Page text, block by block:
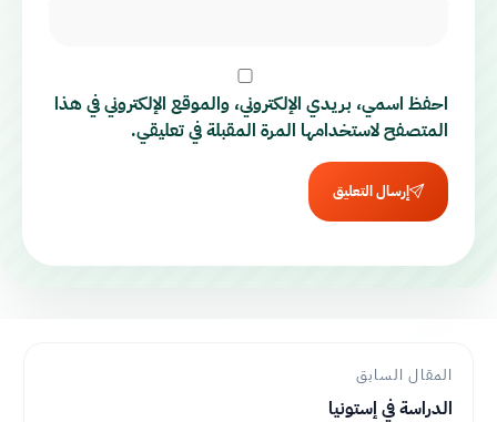
احفظ اسمي، بريدي الإلكتروني، والموقع الإلكتروني في هذا
المتصفح لاستخدامها المرة المقبلة في تعليقي.
إرسال التعليق
المقال السابق
الدراسة في إستونيا